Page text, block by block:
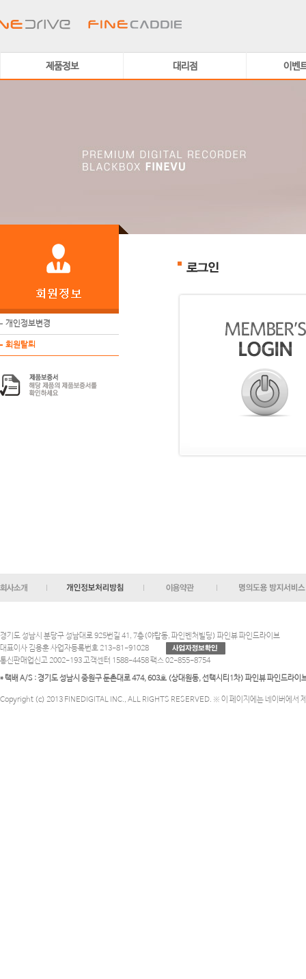
제품정보 대리점 이벤
개인정보변경
회원탈퇴
경기도 성남시 분당구 성남대로 925번길 41, 7층(야탑동, 파인벤처빌딩) 파인뷰 파인드라이브
대표이사 김용훈 사업자등록번호 213-81-91028
통신판매업신고 2002-193 고객센터 1588-4458 팩스 02-855-8754
* 택배 A/S : 경기도 성남시 중원구 둔촌대로 474, 603호 (상대원동, 선택시티1차) 파인뷰 파인드라이
Copyright (c) 2013 FINEDIGITAL INC., ALL RIGHTS RESERVED. ※ 이 페이지에는 네이버에서